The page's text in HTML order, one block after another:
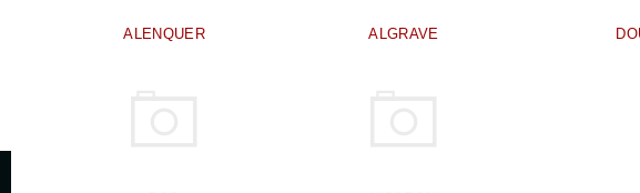
ALENQUER ALGRAVE